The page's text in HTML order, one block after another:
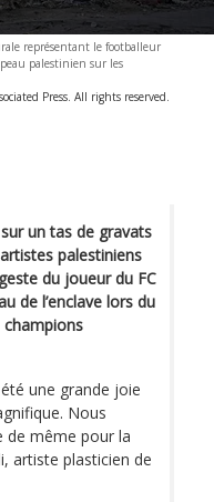
représentant le footballeur
palestinien sur les
Press. All rights reserved.
un tas de gravats
palestiniens
du joueur du FC
de l’enclave lors du
champions
une grande joie
Nous
de même pour la
artiste plasticien de